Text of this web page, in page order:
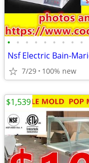
• • • • • • • • •
7/29 100% new
$1,539